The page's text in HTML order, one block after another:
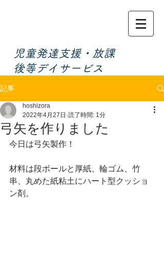
​児童発達支援・放課
後等デイサービス
記事
弓矢を作りました
hoshizora
2022年4月27日 読了時間: 1分
今日は弓矢製作！
材料は段ボールと厚紙、輪ゴム、竹
串、丸めた紙粘土にハート型クッショ
ン剤。